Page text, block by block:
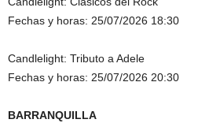
Fechas y horas: 25/07/2026 18:30
Candlelight: Tributo a Adele
Fechas y horas: 25/07/2026 20:30
BARRANQUILLA